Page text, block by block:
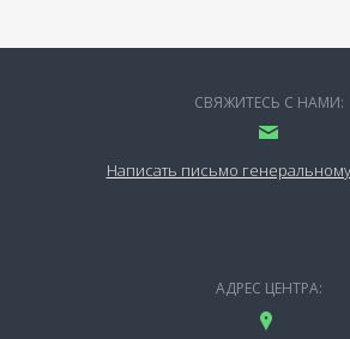
СВЯЖИТЕСЬ С НАМИ:
Написать письмо
АДРЕС ЦЕНТРА: